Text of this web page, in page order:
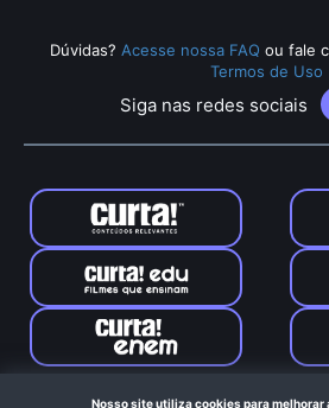
Dúvidas? Acesse nossa FAQ ou fale
Termos de Uso
Siga nas redes sociais
Tamanduá © 2024. Todos os direitos
Nosso site utiliza cookies para melhorar